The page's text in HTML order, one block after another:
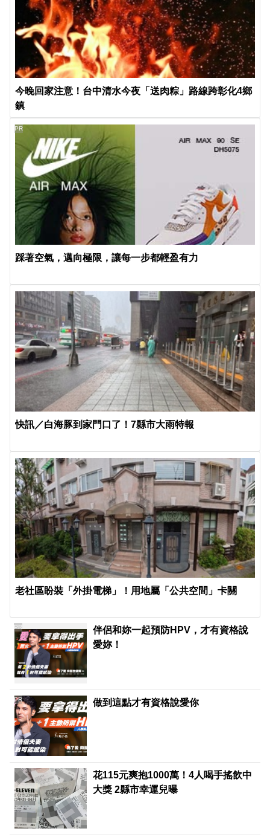
今晚回家注意！台中清水今夜「送肉粽」路線跨彰化4鄉
鎮
踩著空氣，邁向極限，讓每一步都輕盈有力
PR
快訊／白海豚到家門口了！7縣市大雨特報
老社區盼裝「外掛電梯」！用地屬「公共空間」卡關
伴侶和妳一起預防HPV，才有資格說
愛妳！
PR
做到這點才有資格說愛你
PR
花115元爽抱1000萬！4人喝手搖飲中
大獎 2縣市幸運兒曝